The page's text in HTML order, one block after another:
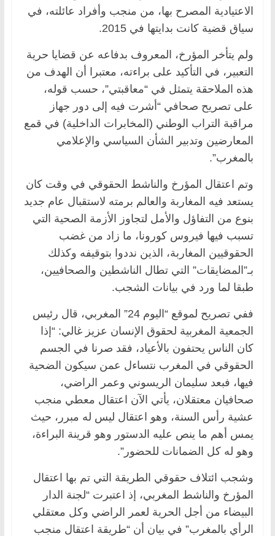
الاعتيادية المصرح بها، من منجب وأفراد عائلته، في
سياق قضية كانت بدايتها في 2015.
ولم يتأخر المؤرخ، المعروف بدفاعه عن قضايا حرية
التعبير، في التأكيد على براءته، معتبرا أن الهدف من
هذه الملاحقة يتمثل في “معاقبتي”، حسب قوله،
على تصريح صحافي “أشرت فيه إلى دور جهاز
مراقبة التراب الوطني (المخابرات الداخلية) في قمع
المعارضين وتدبير الشأن السياسي والإعلامي
بالمغرب”.
وتم اعتقال المؤرخ والناشط الحقوقي في وقت كان
يستعد فيه المغاربة والعالم برمته لاستقبال عام جديد
بنوع من التفاؤل والأمل لتجاوز الأزمة الصحية التي
تسبب فيها فيروس كورونا، ما زاد من غضب
الحقوقيين المغاربة، الذين نددوا بتوقيفه وكذلك
بـ”المضايقات” التي تطال الناشطين والصحافيين،
طبقا لما ورد في بيانات الشجب.
ففي تصريح لموقع “اليوم 24” المغربي، قال رئيس
الجمعية المغربية لحقوق الإنسان عزيز غالي: “إذا
كان الناس يحتفون بالأعياد، فقد صرنا في الجسم
الحقوقي في المغرب نتساءل عمن سيكون الضحية
فيها، فبعد سليمان الريسوني وعمر الراضي،
صحافيان معتقلان، يأتي الآن اعتقال معطي منجب
عشية رأس السنة، وهو اعتقال ليس له مبرر، حيث
يمس أهم ما ينص عليه الدستور وهو قرينة البراءة،
وهو له كل الضمانات للحضور”.
وشجب ائتلاف حقوقي الطريقة التي تم بها اعتقال
المؤرخ والناشط المغربي، إذ اعتبرت “لجنة الدار
البيضاء من أجل الحرية لعمر الراضي وكل معتقلي
الرأي بالمغرب” في بيان أن “طريقة اعتقال منجب